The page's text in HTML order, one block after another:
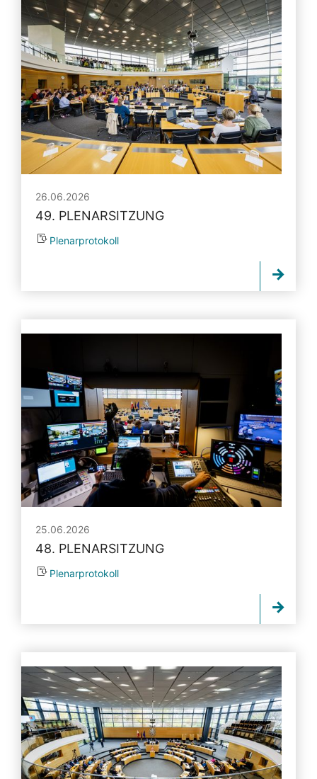
26.06.2026
49. PLENARSITZUNG
Plenarprotokoll
25.06.2026
48. PLENARSITZUNG
Plenarprotokoll